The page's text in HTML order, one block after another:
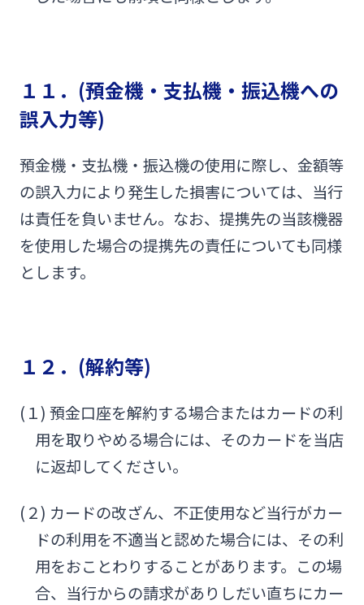
１１．(預金機・支払機・振込機への
誤入力等)
預金機・支払機・振込機の使用に際し、金額等
の誤入力により発生した損害については、当行
は責任を負いません。なお、提携先の当該機器
を使用した場合の提携先の責任についても同様
とします。
１２．(解約等)
(１) 預金口座を解約する場合またはカードの利
用を取りやめる場合には、そのカードを当店
に返却してください。
(２) カードの改ざん、不正使用など当行がカー
ドの利用を不適当と認めた場合には、その利
用をおことわりすることがあります。この場
合、当行からの請求がありしだい直ちにカー